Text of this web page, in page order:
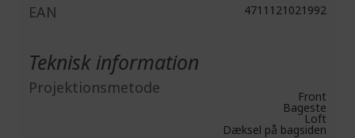
EAN 4711121021992
Teknisk information
Projektionsmetode Front
Bageste
Loft
Dæksel på bagsiden